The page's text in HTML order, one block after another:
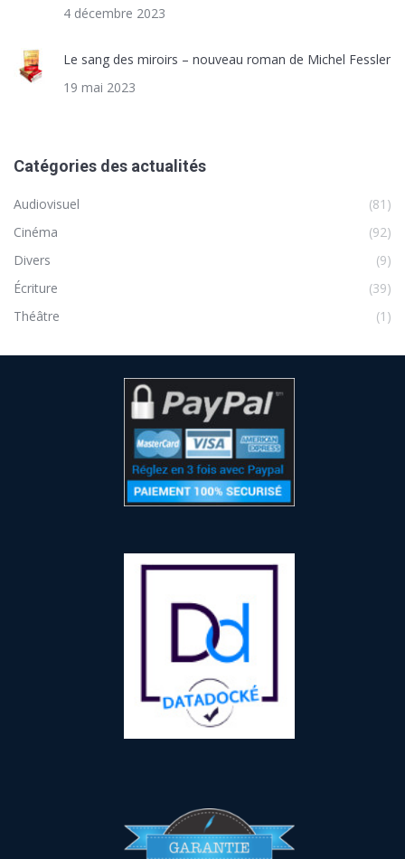
4 décembre 2023
Le sang des miroirs – nouveau roman de Michel Fessler
19 mai 2023
Catégories des actualités
Audiovisuel
(81)
Cinéma
(92)
Divers
(9)
Écriture
(39)
Théâtre
(1)